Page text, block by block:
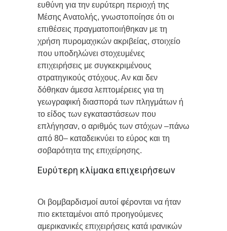
ευθύνη για την ευρύτερη περιοχή της
Μέσης Ανατολής, γνωστοποίησε ότι οι
επιθέσεις πραγματοποιήθηκαν με τη
χρήση πυρομαχικών ακριβείας, στοιχείο
που υποδηλώνει στοχευμένες
επιχειρήσεις με συγκεκριμένους
στρατηγικούς στόχους. Αν και δεν
δόθηκαν άμεσα λεπτομέρειες για τη
γεωγραφική διασπορά των πληγμάτων ή
το είδος των εγκαταστάσεων που
επλήγησαν, ο αριθμός των στόχων –πάνω
από 80– καταδεικνύει το εύρος και τη
σοβαρότητα της επιχείρησης.
Ευρύτερη κλίμακα επιχειρήσεων
Οι βομβαρδισμοί αυτοί φέρονται να ήταν
πιο εκτεταμένοι από προηγούμενες
αμερικανικές επιχειρήσεις κατά ιρανικών